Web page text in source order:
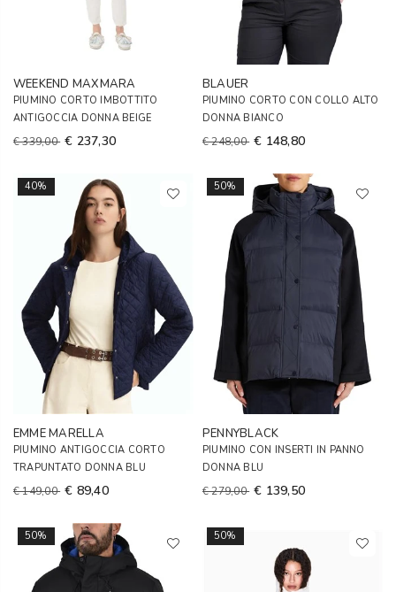
WEEKEND MAXMARA
PIUMINO CORTO IMBOTTITO
ANTIGOCCIA DONNA BEIGE
€ 339,00 € 237,30
BLAUER
PIUMINO CORTO CON COLLO ALTO
DONNA BIANCO
€ 248,00 € 148,80
40%
EMME MARELLA
PIUMINO ANTIGOCCIA CORTO
TRAPUNTATO DONNA BLU
€ 149,00 € 89,40
50%
PENNYBLACK
PIUMINO CON INSERTI IN PANNO
DONNA BLU
€ 279,00 € 139,50
50% 50%